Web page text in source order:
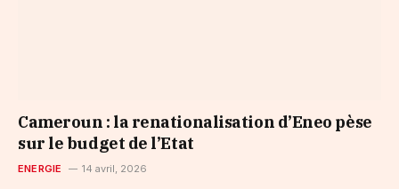
Cameroun : la renationalisation d’Eneo pèse
sur le budget de l’Etat
ENERGIE 14 avril, 2026